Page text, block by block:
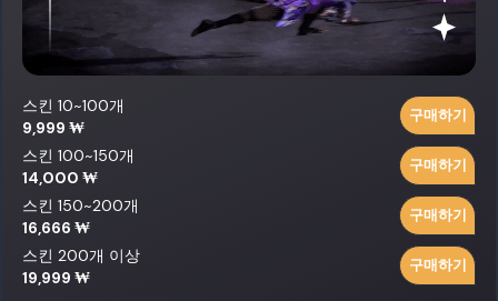
스킨 10~100개
9,999 ₩
구매하기
스킨 100~150개
14,000 ₩
구매하기
스킨 150~200개
16,666 ₩
구매하기
스킨 200개 이상
19,999 ₩
구매하기